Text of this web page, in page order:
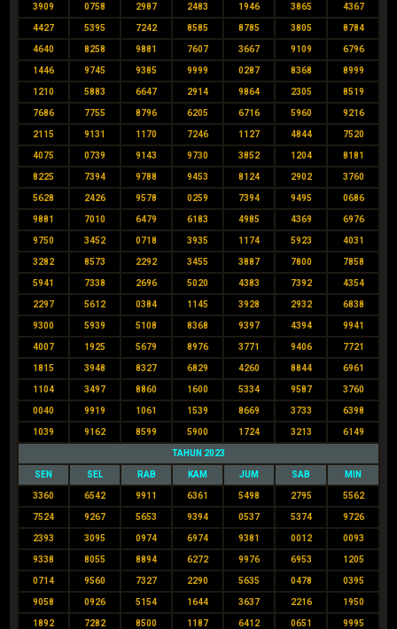
3909 0758 2987 2483 1946 3865 4367
4427 5395 7242 8585 8785 3805 8784
4640 8258 9881 7607 3667 9109 6796
1446 9745 9385 9999 0287 8368 8999
1210 5883 6647 2914 9864 2305 8519
7686 7755 8796 6205 6716 5960 9216
2115 9131 1170 7246 1127 4844 7520
4075 0739 9143 9730 3852 1204 8181
8225 7394 9788 9453 8124 2902 3760
5628 2426 9578 0259 7394 9495 0686
9881 7010 6479 6183 4985 4369 6976
9750 3452 0718 3935 1174 5923 4031
3282 8573 2292 3455 3887 7800 7858
5941 7338 2696 5020 4383 7392 4354
2297 5612 0384 1145 3928 2932 6838
9300 5939 5108 8368 9397 4394 9941
4007 1925 5679 8976 3771 9406 7721
1815 3948 8327 6829 4260 8844 6961
1104 3497 8860 1600 5334 9587 3760
0040 9919 1061 1539 8669 3733 6398
1039 9162 8599 5900 1724 3213 6149
TAHUN 2023
SEN SEL RAB KAM JUM SAB MIN
3360 6542 9911 6361 5498 2795 5562
7524 9267 5653 9394 0537 5374 9726
2393 3095 0974 6974 9381 0012 0093
9338 8055 8894 6272 9976 6953 1205
0714 9560 7327 2290 5635 0478 0395
9058 0926 5154 1644 3637 2216 1950
1892 7282 8500 1187 6412 0651 9995